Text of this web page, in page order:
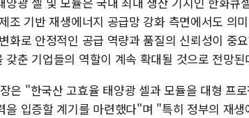
조 기반 재생에너지 공급망 강화 측면에서도 의
화로 안정적인 공급 역량과 품질의 신뢰성이 중
갖춘 기업들의 역할이 계속 확대될 것으로 전망된
은 "한국산 고효율 태양광 셀과 모듈을 대형 프
을 입증할 계기를 마련했다"며 "특히 정부의 재